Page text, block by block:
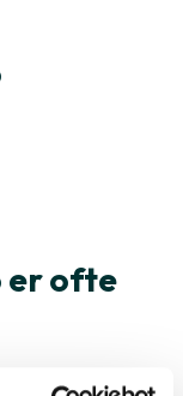
er ofte